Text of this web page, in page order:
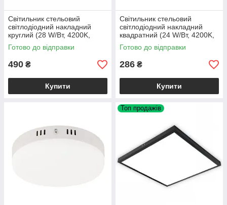
Світильник стельовий
світлодіодний накладний
круглий (28 W/Вт, 4200K,
1960 lm, IP20, білий)
CAROLINE-28
Готово до відправки
490 ₴
Купити
Світильник стельовий
світлодіодний накладний
квадратний (24 W/Вт, 4200K,
2280 lm, IP20, білий) CARLA-
24/SQ
Готово до відправки
286 ₴
Купити
Топ продажів